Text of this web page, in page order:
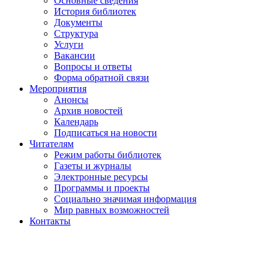
История библиотек
Документы
Структура
Услуги
Вакансии
Вопросы и ответы
Форма обратной связи
Мероприятия
Анонсы
Архив новостей
Календарь
Подписаться на новости
Читателям
Режим работы библиотек
Газеты и журналы
Электронные ресурсы
Программы и проекты
Социально значимая информация
Мир равных возможностей
Контакты